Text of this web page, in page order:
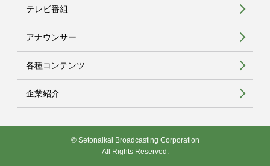
テレビ番組
アナウンサー
各種コンテンツ
企業紹介
© Setonaikai Broadcasting Corporation
All Rights Reserved.